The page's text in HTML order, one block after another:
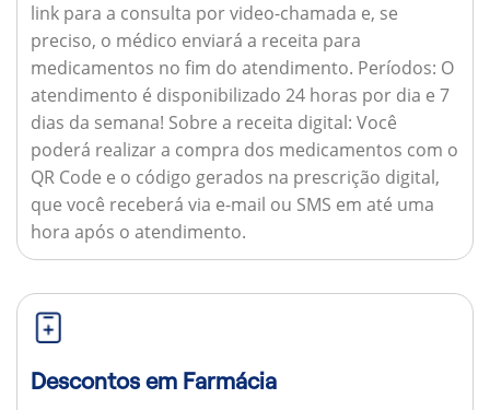
link para a consulta por video-chamada e, se
preciso, o médico enviará a receita para
medicamentos no fim do atendimento. Períodos: O
atendimento é disponibilizado 24 horas por dia e 7
dias da semana! Sobre a receita digital: Você
poderá realizar a compra dos medicamentos com o
QR Code e o código gerados na prescrição digital,
que você receberá via e-mail ou SMS em até uma
hora após o atendimento.
Descontos em Farmácia